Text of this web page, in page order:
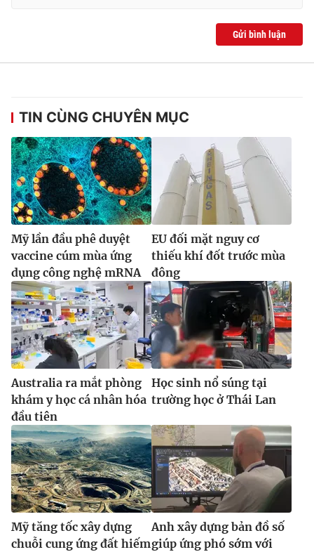
Gửi bình luận
TIN CÙNG CHUYÊN MỤC
Mỹ lần đầu phê duyệt
vaccine cúm mùa ứng
dụng công nghệ mRNA
EU đối mặt nguy cơ
thiếu khí đốt trước mùa
đông
Australia ra mắt phòng
khám y học cá nhân hóa
đầu tiên
Học sinh nổ súng tại
trường học ở Thái Lan
Mỹ tăng tốc xây dựng
chuỗi cung ứng đất hiếm
Anh xây dựng bản đồ số
giúp ứng phó sớm với